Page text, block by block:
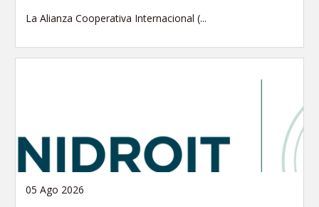
La Alianza Cooperativa Internacional (...
05 Ago 2026